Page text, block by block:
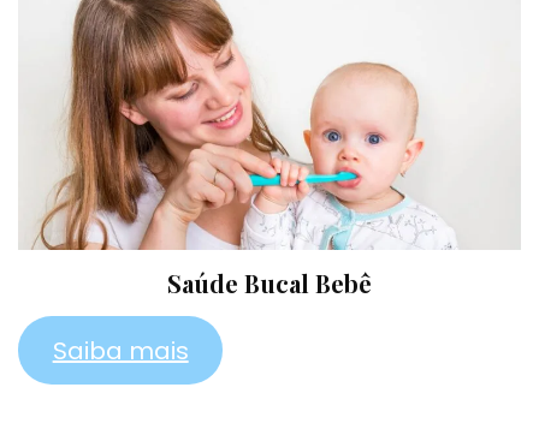
Saúde Bucal Bebê
Saiba mais